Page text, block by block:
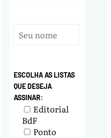
ESCOLHA AS LISTAS
QUE DESEJA
ASSINAR:
Editorial
BdF
Ponto